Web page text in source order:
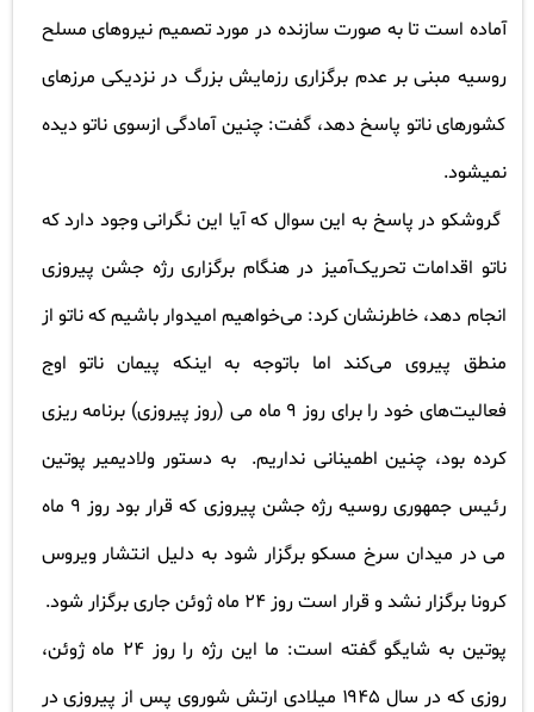
آماده است تا به صورت سازنده در مورد تصمیم نیروهای مسلح
روسیه مبنی بر عدم برگزاری رزمایش بزرگ در نزدیکی مرزهای
کشورهای ناتو پاسخ دهد، گفت: چنین آمادگی ازسوی ناتو دیده
نمیشود.
گروشکو در پاسخ به این سوال که آیا این نگرانی وجود دارد که
ناتو اقدامات تحریک‌آمیز در هنگام برگزاری رژه جشن پیروزی
انجام دهد، خاطرنشان کرد: می‌خواهیم امیدوار باشیم که ناتو از
منطق پیروی می‌کند اما باتوجه به اینکه پیمان ناتو اوج
فعالیت‌های خود را برای روز ۹ ماه می (روز پیروزی) برنامه ریزی
کرده بود، چنین اطمینانی نداریم.
به دستور ولادیمیر پوتین
رئیس جمهوری روسیه رژه جشن پیروزی که قرار بود روز ۹ ماه
می در میدان سرخ مسکو برگزار شود به دلیل انتشار ویروس
کرونا برگزار نشد و قرار است روز۲۴ ماه ژوئن جاری برگزار شود.
پوتین به شایگو گفته است: ما این رژه را روز۲۴ ماه ژوئن،
روزی که در سال ۱۹۴۵ میلادی ارتش شوروی پس از پیروزی در